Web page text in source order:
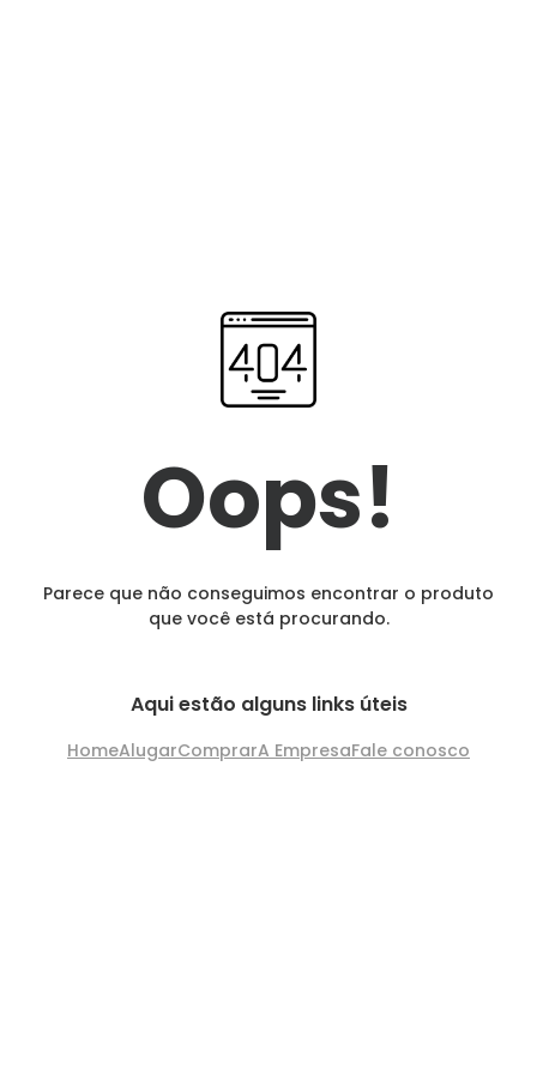
Oops!
Parece que não conseguimos encontrar o produto
que você está procurando.
Aqui estão alguns links úteis
HomeAlugarComprarA EmpresaFale conosco